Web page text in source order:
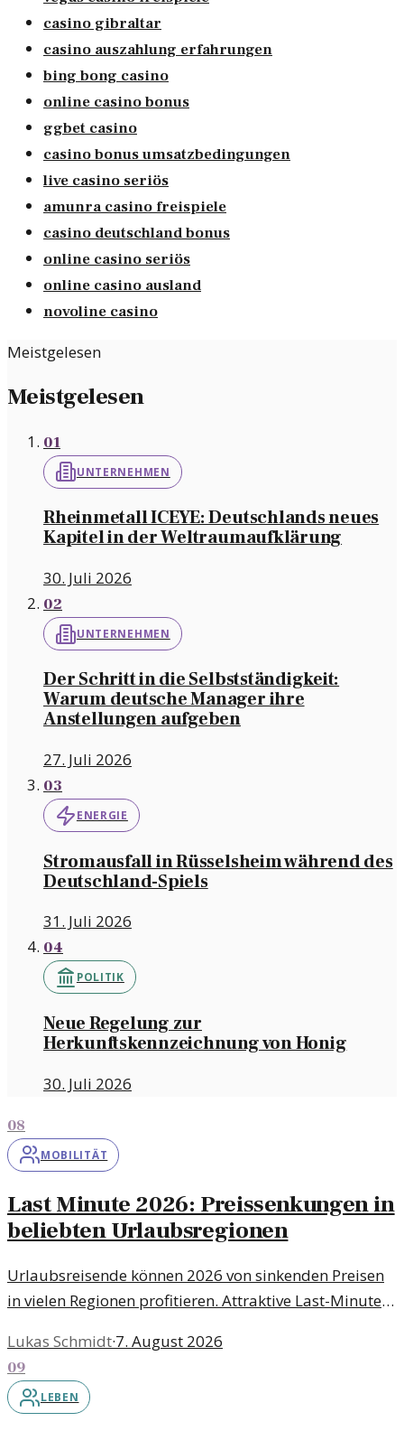
casino gibraltar
casino auszahlung erfahrungen
bing bong casino
online casino bonus
ggbet casino
casino bonus umsatzbedingungen
live casino seriös
amunra casino freispiele
casino deutschland bonus
online casino seriös
online casino ausland
novoline casino
Meistgelesen
Meistgelesen
01
UNTERNEHMEN
Rheinmetall ICEYE: Deutschlands neues
Kapitel in der Weltraumaufklärung
30. Juli 2026
02
UNTERNEHMEN
Der Schritt in die Selbstständigkeit:
Warum deutsche Manager ihre
Anstellungen aufgeben
27. Juli 2026
03
ENERGIE
Stromausfall in Rüsselsheim während des
Deutschland-Spiels
31. Juli 2026
04
POLITIK
Neue Regelung zur
Herkunftskennzeichnung von Honig
30. Juli 2026
08
MOBILITÄT
Last Minute 2026: Preissenkungen in
beliebten Urlaubsregionen
Urlaubsreisende können 2026 von sinkenden Preisen
in vielen Regionen profitieren. Attraktive Last-Minute-
Lukas Schmidt·7. August 2026
09
LEBEN